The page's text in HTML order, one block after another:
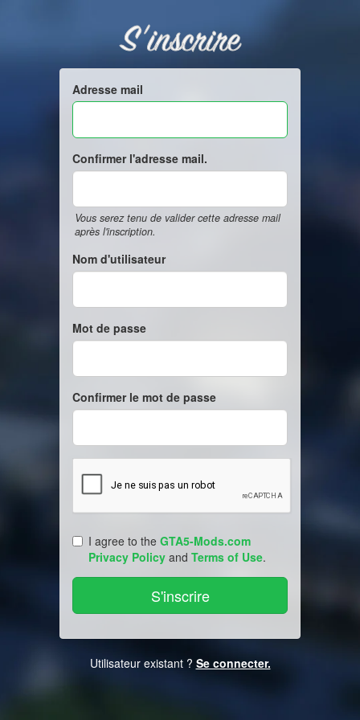
S'inscrire
Adresse mail
Confirmer l'adresse mail.
Vous serez tenu de valider cette adresse mail
après l'inscription.
Nom d'utilisateur
Mot de passe
Confirmer le mot de passe
I agree to the GTA5-Mods.com
Privacy Policy and Terms of Use.
Utilisateur existant ? Se connecter.